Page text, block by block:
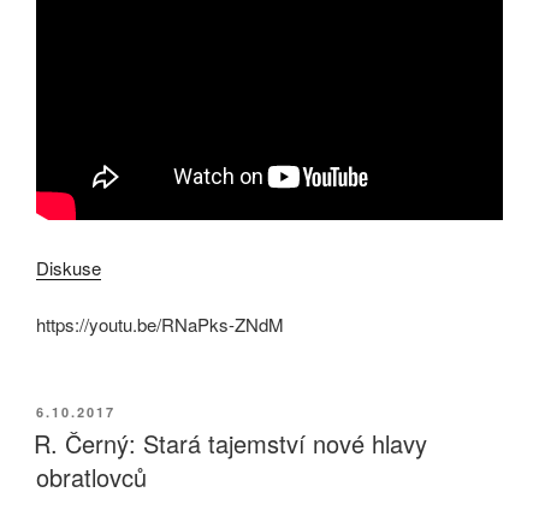
Diskuse
https://youtu.be/RNaPks-ZNdM
PUBLIKOVÁNO
6.10.2017
R. Černý: Stará tajemství nové hlavy
obratlovců